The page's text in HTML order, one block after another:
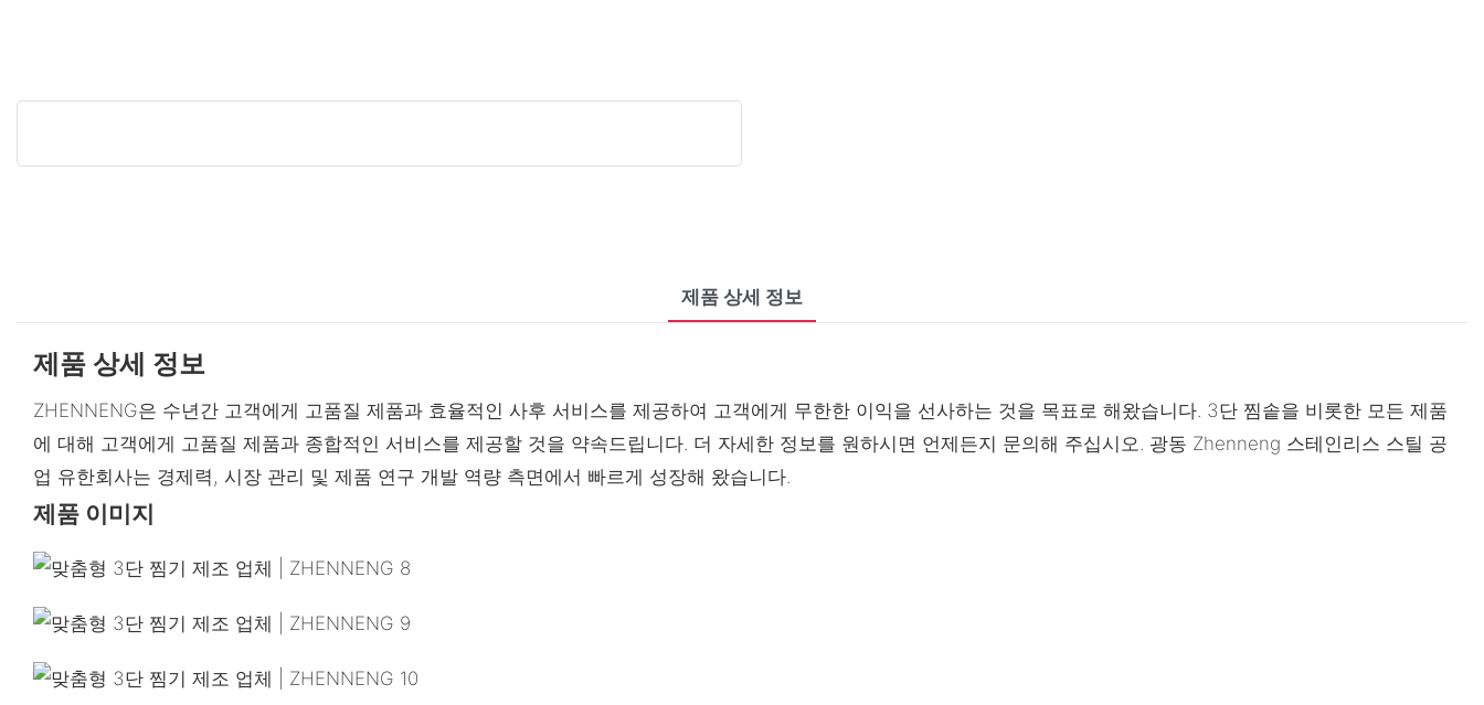
제품 상세 정보
제품 상세 정보
ZHENNENG은 수년간 고객에게 고품질 제품과 효율적인 사후 서비스를 제공하여 고객에게 무한한 이익을 선사하는 것을 목표로 해왔습니다. 3단 찜솥을 비롯한 모든 제품
에 대해 고객에게 고품질 제품과 종합적인 서비스를 제공할 것을 약속드립니다. 더 자세한 정보를 원하시면 언제든지 문의해 주십시오. 광동 Zhenneng 스테인리스 스틸 공
업 유한회사는 경제력, 시장 관리 및 제품 연구 개발 역량 측면에서 빠르게 성장해 왔습니다.
제품 이미지